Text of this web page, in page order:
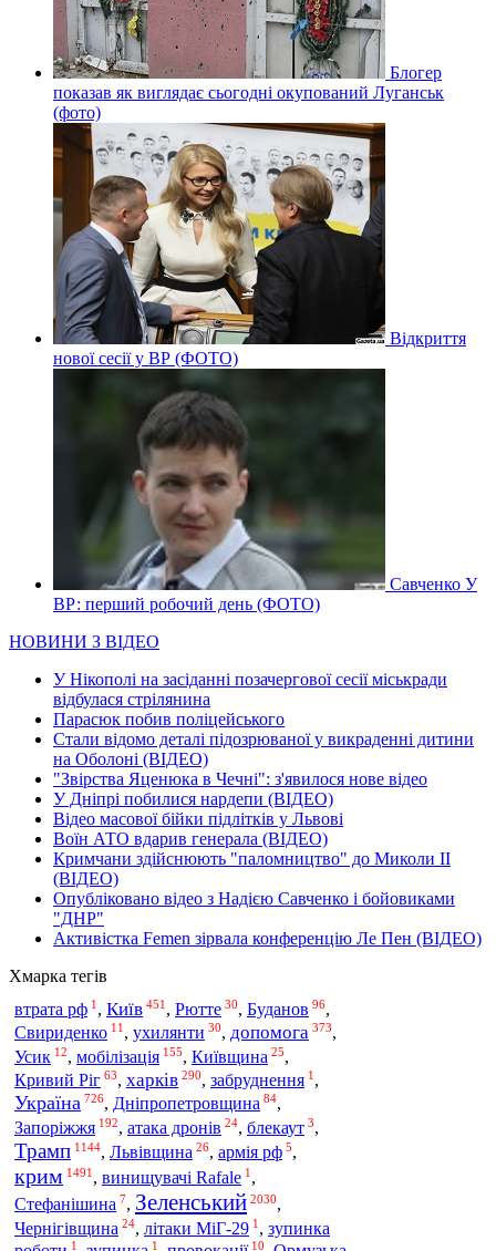
Блогер
показав як виглядає сьогодні окупований Луганськ
(фото)
Відкриття
нової сесії у ВР (ФОТО)
Савченко У
ВР: перший робочий день (ФОТО)
НОВИНИ З ВІДЕО
У Нікополі на засіданні позачергової сесії міськради
відбулася стрілянина
Парасюк побив поліцейського
Стали відомо деталі підозрюваної у викраденні дитини
на Оболоні (ВІДЕО)
"Звірства Яценюка в Чечні": з'явилося нове відео
У Дніпрі побилися нардепи (ВІДЕО)
Відео масової бійки підлітків у Львові
Воїн АТО вдарив генерала (ВІДЕО)
Кримчани здійснюють "паломництво" до Миколи ІІ
(ВІДЕО)
Опубліковано відео з Надією Савченко і бойовиками
"ДНР"
Активістка Femen зірвала конференцію Ле Пен (ВІДЕО)
Хмарка тегів
втрата рф 1 , Київ 451 , Рютте 30, Буданов 96,
Свириденко 11 , ухилянти 30, допомога 373,
Усик 12, мобілізація 155, Київщина 25,
Кривий Ріг 63, харків 290, забруднення 1 ,
Україна 726, Дніпропетровщина 84,
Запоріжжя 192, атака дронів 24, блекаут 3,
Трамп 1144, Львівщина 26, армія рф 5,
крим 1491 , винищувачі Rafale 1 ,
Стефанішина 7, Зеленський 2030,
Чернігівщина 24, літаки МіГ-29 1 , зупинка
1 1 10